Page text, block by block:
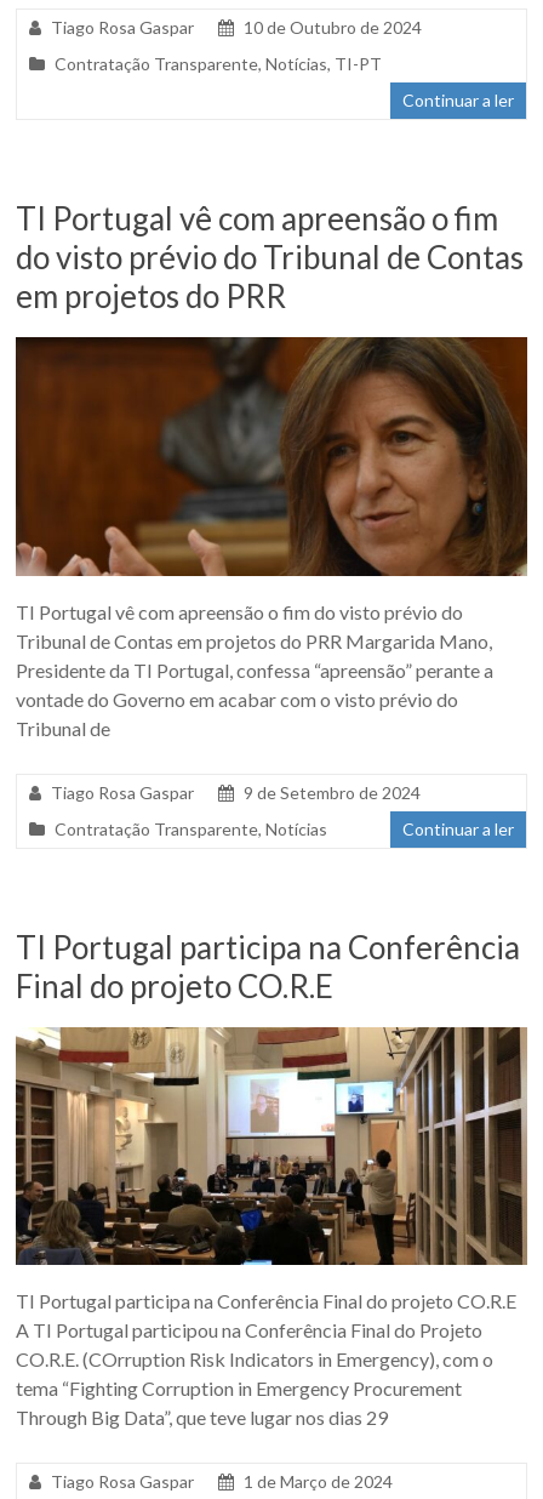
Tiago Rosa Gaspar
10 de Outubro de 2024
Contratação Transparente,Notícias, TI-PT
Continuar a ler
TI Portugal vê com apreensão o fim
do visto prévio do Tribunal de Contas
em projetos do PRR
TI Portugal vê com apreensão o fim do visto prévio do
Tribunal de Contas em projetos do PRR Margarida Mano,
Presidente da TI Portugal, confessa “apreensão” perante a
vontade do Governo em acabar com o visto prévio do
Tribunal de
Tiago Rosa Gaspar
9 de Setembro de 2024
Contratação Transparente,Notícias Continuar a ler
TI Portugal participa na Conferência
Final do projeto CO.R.E
TI Portugal participa na Conferência Final do projeto CO.R.E
A TI Portugal participou na Conferência Final do Projeto
CO.R.E. (COrruption Risk Indicators in Emergency), com o
tema “Fighting Corruption in Emergency Procurement
Through Big Data”, que teve lugar nos dias 29
Tiago Rosa Gaspar 1 de Março de 2024